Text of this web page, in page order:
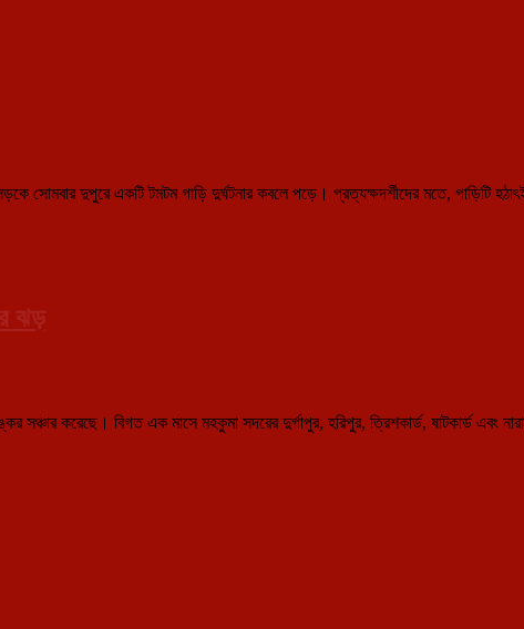
দুপুরে একটি টমটম গাড়ি দুর্ঘটনার কবলে পড়ে। প্রত্যক্ষদর্শীদের মতে, গাড়িটি হঠাৎই
ঝড়
করেছে। বিগত এক মাসে মহকুমা সদরের দুর্গাপুর, হরিপুর, ত্রিশকার্ড, ষাটকার্ড এবং